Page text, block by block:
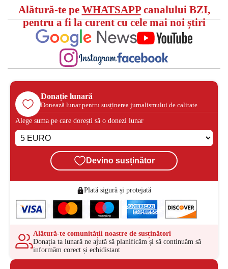
Alătură-te pe WHATSAPPcanalului BZI,
pentru a fi la curent cu cele mai noi știri
Donație lunară
Donează lunar pentru susținerea jurnalismului de calitate
Alege suma pe care dorești să o donezi lunar
Devino susținător
Plată sigură și protejată
Alătură-te comunității noastre de susținători
Donația ta lunară ne ajută să planificăm și să continuăm să
informăm corect și echidistant